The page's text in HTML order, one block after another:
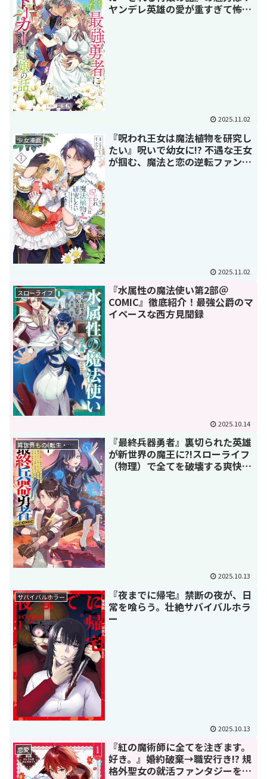
ヤンデレ英雄の愛が重すぎて怖い
2025.11.02
少女漫画
『呪われ王女は魔法植物を研究し
たい』呪いで幼女に!? 不遇な王女
が掴む、魔法と恋の逆転ファンタ
2025.11.02
スローライフ
『水属性の魔法使い第2部＠
COMIC』徹底紹介！最強公爵のマ
イペースな西方見聞録
2025.10.14
異世界もの(転生・転移・成り上がり・異世界ファンタジー)
『最終兵器勇者』裏切られた英雄
が新世界の魔王に?!スローライフ
（物理）で全てを破壊する爽快感
2025.10.13
サバイバルホラー
『夜までに帰宅』禁断の夜が、日
常を喰らう。壮絶サバイバルホラ
ー
2025.10.13
恋愛
『紅の魔術師に全てを注ぎます。
好き。』婚約破棄→職安行き!? 規
格外聖女の就活ファンタジーを徹